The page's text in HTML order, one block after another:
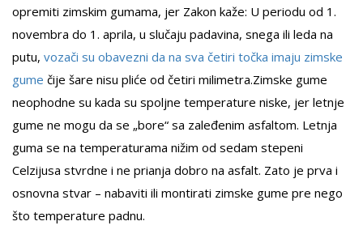
opremiti zimskim gumama, jer Zakon kaže: U periodu od 1.
novembra do 1. aprila, u slučaju padavina, snega ili leda na
putu, vozači su obavezni da na sva četiri točka imaju zimske
gume čije šare nisu pliće od četiri milimetra.Zimske gume
neophodne su kada su spoljne temperature niske, jer letnje
gume ne mogu da se „bore“ sa zaleđenim asfaltom. Letnja
guma se na temperaturama nižim od sedam stepeni
Celzijusa stvrdne i ne prianja dobro na asfalt. Zato je prva i
osnovna stvar – nabaviti ili montirati zimske gume pre nego
što temperature padnu.